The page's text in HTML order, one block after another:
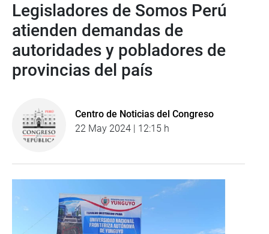
Legisladores de Somos Perú
atienden demandas de
autoridades y pobladores de
provincias del país
Centro de Noticias del Congreso
22 May 2024 | 12:15 h